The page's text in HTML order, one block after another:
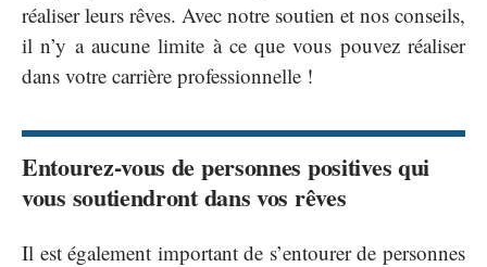
réaliser leurs rêves. Avec notre soutien et nos conseils,
il n’y a aucune limite à ce que vous pouvez réaliser
dans votre carrière professionnelle !
Entourez-vous de personnes positives qui
vous soutiendront dans vos rêves
Il est également important de s’entourer de personnes